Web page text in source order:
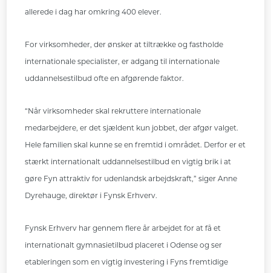
allerede i dag har omkring 400 elever.
For virksomheder, der ønsker at tiltrække og fastholde
internationale specialister, er adgang til internationale
uddannelsestilbud ofte en afgørende faktor.
“Når virksomheder skal rekruttere internationale
medarbejdere, er det sjældent kun jobbet, der afgør valget.
Hele familien skal kunne se en fremtid i området. Derfor er et
stærkt internationalt uddannelsestilbud en vigtig brik i at
gøre Fyn attraktiv for udenlandsk arbejdskraft,” siger Anne
Dyrehauge, direktør i Fynsk Erhverv.
Fynsk Erhverv har gennem flere år arbejdet for at få et
internationalt gymnasietilbud placeret i Odense og ser
etableringen som en vigtig investering i Fyns fremtidige